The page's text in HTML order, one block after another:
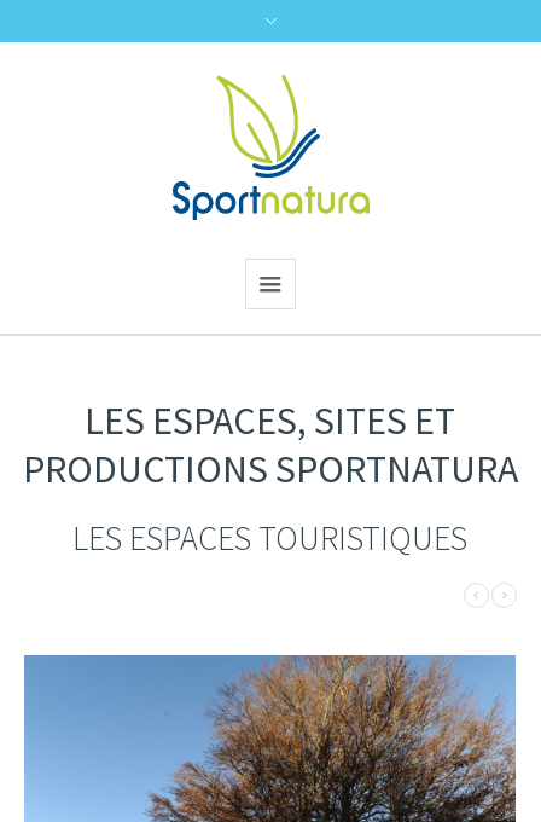
LES ESPACES, SITES ET
PRODUCTIONS SPORTNATURA
LES ESPACES TOURISTIQUES